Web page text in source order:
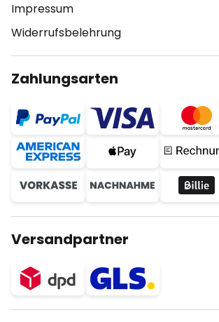
Impressum
Widerrufsbelehrung
Zahlungsarten
Versandpartner